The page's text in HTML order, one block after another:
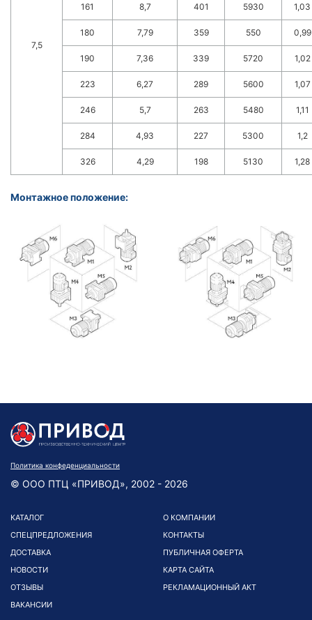
7,5
161 8,7 401 5930 1,03
180 7,79 359 550 0,99
190 7,36 339 5720 1,02
223 6,27 289 5600 1,07
246 5,7 263 5480 1,11
284 4,93 227 5300 1,2
326 4,29 198 5130 1,28
Монтажное положение:
Политика конфеденциальности
© ООО ПТЦ «ПРИВОД», 2002 - 2026
КАТАЛОГ
СПЕЦПРЕДЛОЖЕНИЯ
ДОСТАВКА
НОВОСТИ
ОТЗЫВЫ
ВАКАНСИИ
О КОМПАНИИ
КОНТАКТЫ
ПУБЛИЧНАЯ ОФЕРТА
КАРТА САЙТА
РЕКЛАМАЦИОННЫЙ АКТ